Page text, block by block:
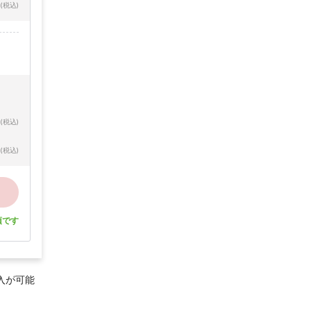
(税込)
(税込)
(税込)
です
が可能